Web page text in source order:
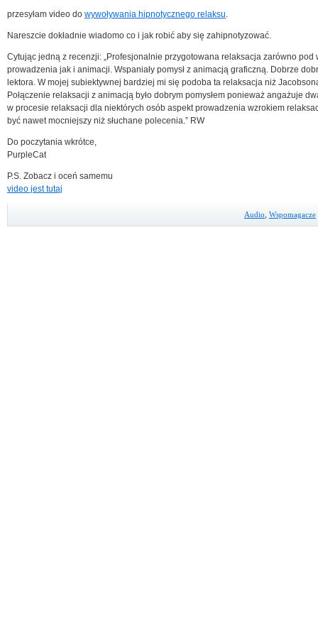
przesyłam video do wywoływania hipnotycznego relaksu.
Nareszcie dokładnie wiadomo co i jak robić aby się zahipnotyzować.
Cytując jedną z recenzji: „Profesjonalnie przygotowana relaksacja zarówno pod
prowadzenia jak i animacji. Wspaniały pomysł z animacją graficzną. Dobrze
lektora. W mojej subiektywnej bardziej mi się podoba ta relaksacja niż
Połączenie relaksacji z animacją było dobrym pomysłem ponieważ angażuje
w procesie relaksacji dla niektórych osób aspekt prowadzenia wzrokiem
być nawet mocniejszy niż słuchane polecenia.” RW
Do poczytania wkrótce,
PurpleCat
P.S. Zobacz i oceń samemu
video jest tutaj
Audio Wspomagacze